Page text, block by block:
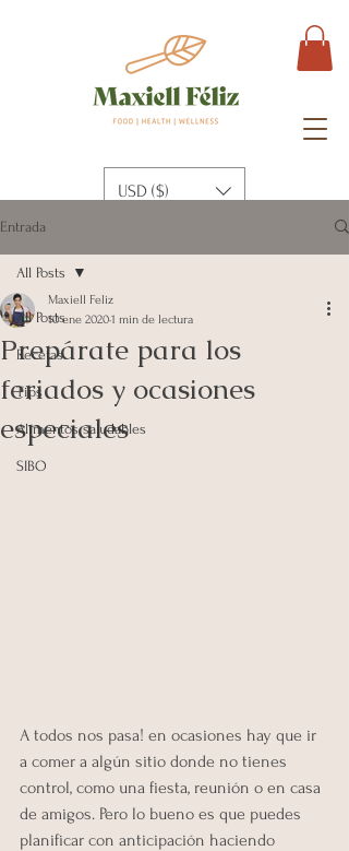
USD ($)
Entrada
All Posts
Recetas
Tips
Alimentos saludables
SIBO
All Posts
Prepárate para los
feriados y ocasiones
especiales
Maxiell Feliz
10 ene 20201 min de lectura
A todos nos pasa! en ocasiones hay que ir
a comer a algún sitio donde no tienes
control, como una fiesta, reunión o en casa
de amigos. Pero lo bueno es que puedes
planificar con anticipación haciendo